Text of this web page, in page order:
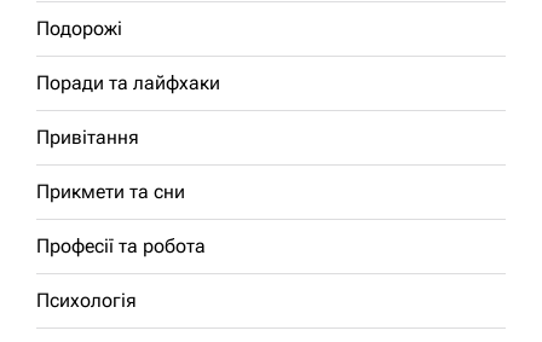
Подорожі
Поради та лайфхаки
Привітання
Прикмети та сни
Професії та робота
Психологія